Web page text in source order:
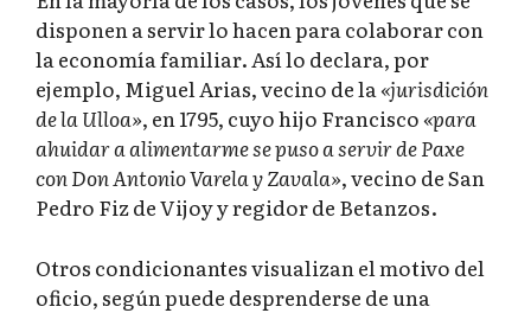
disponen a servir lo hacen para colaborar con
la economía familiar. Así lo declara, por
ejemplo, Miguel Arias, vecino de la«jurisdición
de la Ulloa», en 1795, cuyo hijo Francisco«para
ahuidar a alimentarme se puso a servir de Paxe
con Don Antonio Varela y Zavala», vecino de San
Pedro Fiz de Vijoy y regidor de Betanzos.
Otros condicionantes visualizan el motivo del
oficio, según puede desprenderse de una